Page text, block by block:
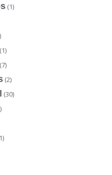
(1)
(1)
(7)
(2)
(30)